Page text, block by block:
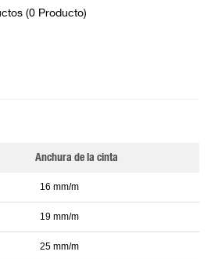
(0 Producto)
Anchura de la cinta
16 mm/m
19 mm/m
25 mm/m